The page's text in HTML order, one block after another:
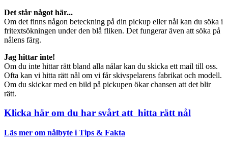
Det står något här...
Om det finns någon beteckning på din pickup eller nål kan du söka i
fritextsökningen under den blå fliken. Det fungerar även att söka på
nålens färg.
Jag hittar inte!
Om du inte hittar rätt bland alla nålar kan du skicka ett mail till oss.
Ofta kan vi hitta rätt nål om vi får skivspelarens fabrikat och modell.
Om du skickar med en bild på pickupen ökar chansen att det blir
rätt.
Klicka här om du har svårt att hitta rätt nål
Läs mer om nålbyte i Tips & Fakta